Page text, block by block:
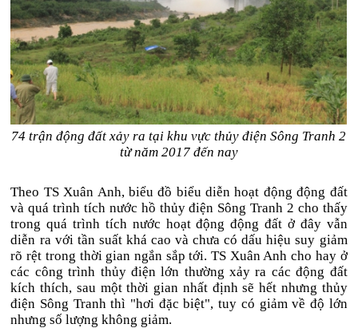
74 trận động đất xảy ra tại khu vực thủy điện Sông Tranh 2
từ năm 2017 đến nay
Theo TS Xuân Anh, biểu đồ biểu diễn hoạt động động đất
và quá trình tích nước hồ thủy điện Sông Tranh 2 cho thấy
trong quá trình tích nước hoạt động động đất ở đây vẫn
diễn ra với tần suất khá cao và chưa có dấu hiệu suy giảm
rõ rệt trong thời gian ngắn sắp tới. TS Xuân Anh cho hay ở
các công trình thủy điện lớn thường xảy ra các động đất
kích thích, sau một thời gian nhất định sẽ hết nhưng thủy
điện Sông Tranh thì "hơi đặc biệt", tuy có giảm về độ lớn
nhưng số lượng không giảm.